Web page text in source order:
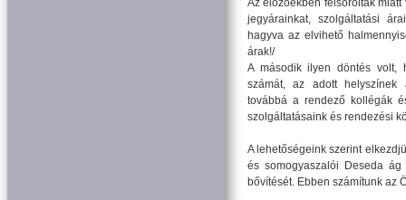
Az előzőekben felsoroltak
jegyárainkat, szolgáltatási
hagyva az elvihető
árak!/
A második ilyen döntés volt,
számát, az adott helyszínek
továbbá a rendező kollégák
szolgáltatásaink és rendezési
A lehetőségeink szerint
és somogyaszalói Deseda
bővítését. Ebben számítunk az